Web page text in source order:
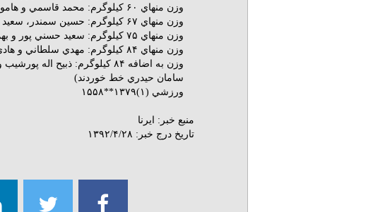
وزن منهاي ۶۰ كيلوگرم: محمد قاسمي و هامون درفشي پور
وزن منهاي ۶۷ كيلوگرم: حسين سمندر، سعيد احمدي و حامد زيگساري
وزن منهاي ۷۵ كيلوگرم: سعيد حسني پور و بهمن عسگري(در اين وزن رضا بهرام پور خط خورد)
وزن منهاي ۸۴ كيلوگرم: مهدي سلطاني و هادي صفي
وزن به اضافه ۸۴ كيلوگرم: ذبيح
سامان حيدري خط خوردند)
ورزشي (۱)۱۳۷۹**۱۵۵۸
منبع خبر:
ایرنا
تاریخ درج خبر: ۱۳۹۲/۴/۲۸